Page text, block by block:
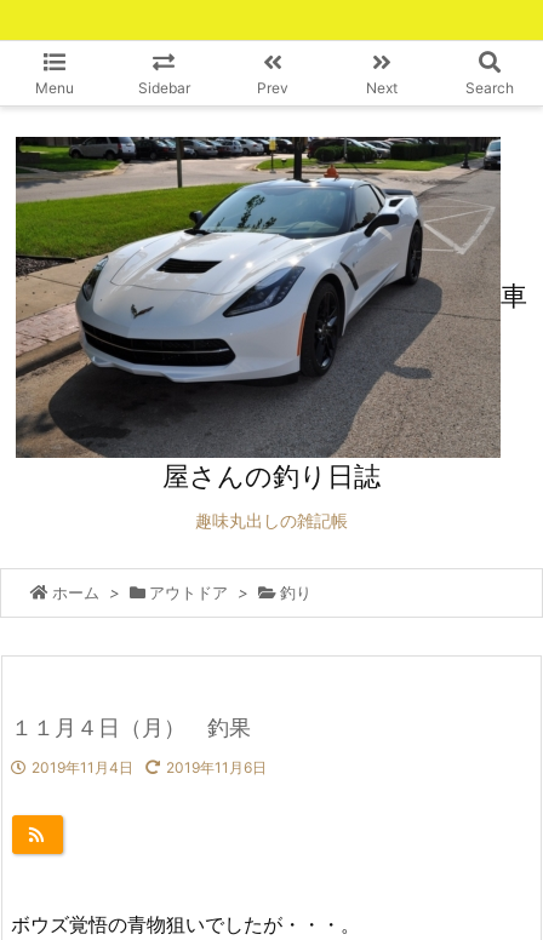
Menu Sidebar Prev Next Search
車
屋さんの釣り日誌
趣味丸出しの雑記帳
ホーム > アウトドア > 釣り
１１月４日（月） 釣果
2019年11月4日 2019年11月6日
ボウズ覚悟の青物狙いでしたが・・・。